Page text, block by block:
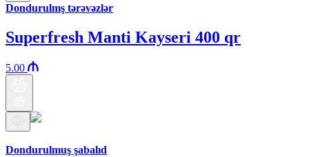
Dondurulmş tərəvəzlər
Superfresh Manti Kayseri 400 qr
5.00
Dondurulmuş şabalıd